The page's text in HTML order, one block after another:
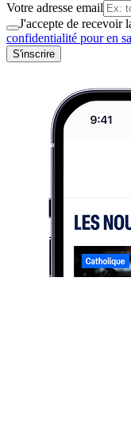
Votre adresse email
J'accepte de recevoir
confidentialité pour en
S'inscrire